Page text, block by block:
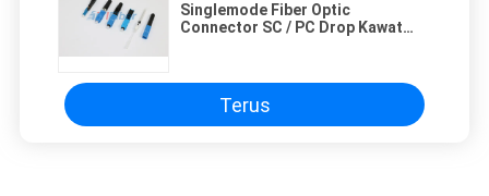
Singlemode Fiber Optic
Connector SC / PC Drop Kawat
Terus